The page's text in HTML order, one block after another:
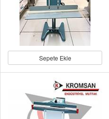
Sepete Ekle